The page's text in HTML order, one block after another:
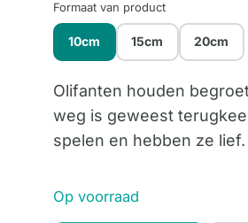
Formaat van product
10cm 15cm 20cm
Olifanten houden
weg is geweest
spelen en hebben ze lief.
Op voorraad